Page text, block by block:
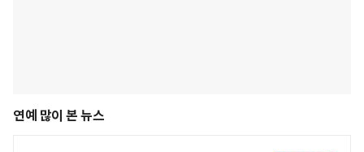
연예 많이 본 뉴스